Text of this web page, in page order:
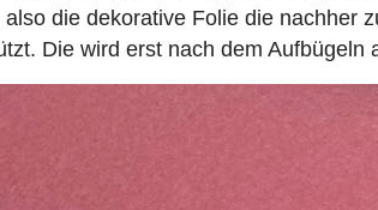
also die dekorative Folie die nachher
Die wird erst nach dem Aufbügeln